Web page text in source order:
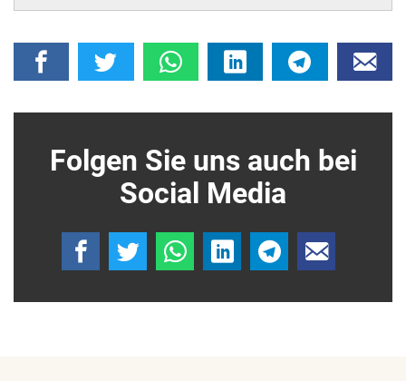
Folgen Sie uns auch bei
Social Media